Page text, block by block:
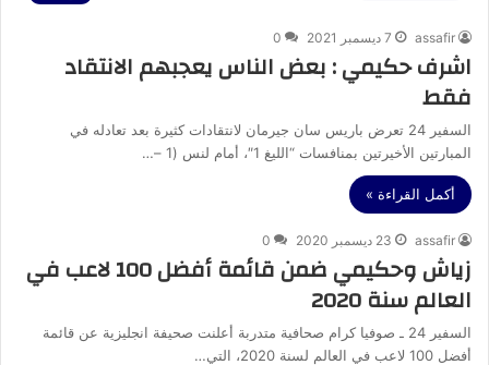
assafir 7 ديسمبر 2021 0
اشرف حكيمي : بعض الناس يعجبهم الانتقاد
فقط
السفير 24 تعرض باريس سان جيرمان لانتقادات كثيرة بعد تعادله في
المبارتين الأخيرتين بمنافسات “الليغ 1″، أمام لنس (1 –…
أكمل القراءة »
assafir 23 ديسمبر 2020 0
زياش وحكيمي ضمن قائمة أفضل 100 لاعب في
العالم سنة 2020
السفير 24 ـ صوفيا كرام صحافية متدربة أعلنت صحيفة انجليزية عن قائمة
أفضل 100 لاعب في العالم لسنة 2020، التي…